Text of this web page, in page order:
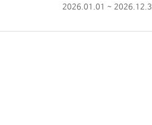
2026.01.01 ~